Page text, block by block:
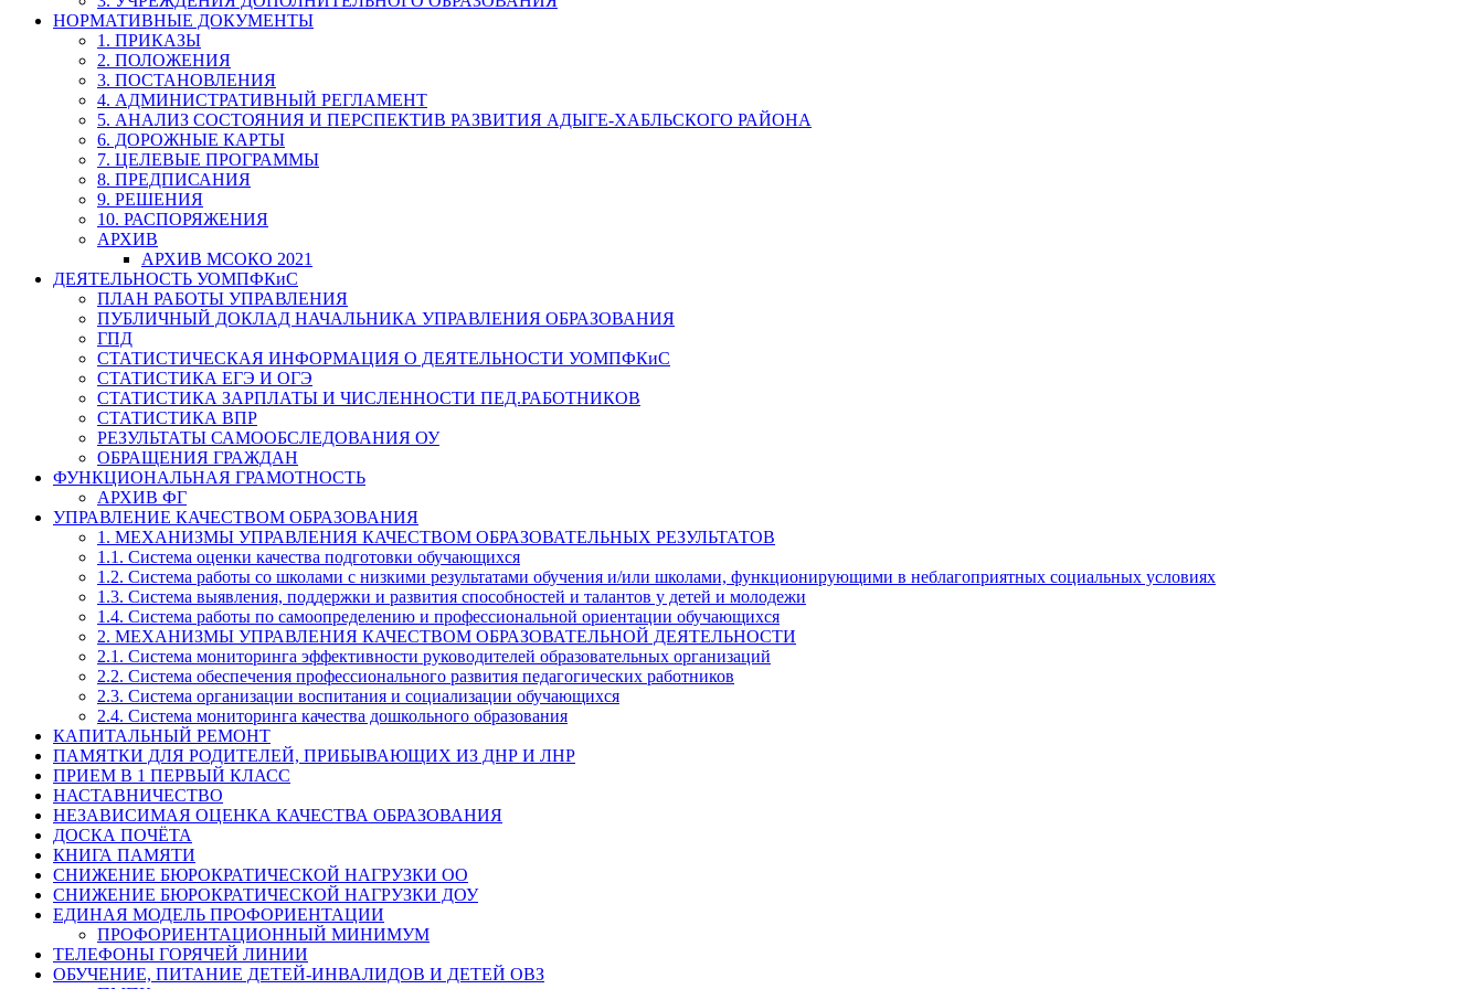
НОРМАТИВНЫЕ ДОКУМЕНТЫ
1. ПРИКАЗЫ
2. ПОЛОЖЕНИЯ
3. ПОСТАНОВЛЕНИЯ
4. АДМИНИСТРАТИВНЫЙ РЕГЛАМЕНТ
5. АНАЛИЗ СОСТОЯНИЯ И ПЕРСПЕКТИВ РАЗВИТИЯ АДЫГЕ-ХАБЛЬСКОГО РАЙОНА
6. ДОРОЖНЫЕ КАРТЫ
7. ЦЕЛЕВЫЕ ПРОГРАММЫ
8. ПРЕДПИСАНИЯ
9. РЕШЕНИЯ
10. РАСПОРЯЖЕНИЯ
АРХИВ
АРХИВ МСОКО 2021
ДЕЯТЕЛЬНОСТЬ УОМПФКиС
ПЛАН РАБОТЫ УПРАВЛЕНИЯ
ПУБЛИЧНЫЙ ДОКЛАД НАЧАЛЬНИКА УПРАВЛЕНИЯ ОБРАЗОВАНИЯ
ГПД
СТАТИСТИЧЕСКАЯ ИНФОРМАЦИЯ О ДЕЯТЕЛЬНОСТИ УОМПФКиС
СТАТИСТИКА ЕГЭ И ОГЭ
СТАТИСТИКА ЗАРПЛАТЫ И ЧИСЛЕННОСТИ ПЕД.РАБОТНИКОВ
СТАТИСТИКА ВПР
РЕЗУЛЬТАТЫ САМООБСЛЕДОВАНИЯ ОУ
ОБРАЩЕНИЯ ГРАЖДАН
ФУНКЦИОНАЛЬНАЯ ГРАМОТНОСТЬ
АРХИВ ФГ
УПРАВЛЕНИЕ КАЧЕСТВОМ ОБРАЗОВАНИЯ
1. МЕХАНИЗМЫ УПРАВЛЕНИЯ КАЧЕСТВОМ ОБРАЗОВАТЕЛЬНЫХ РЕЗУЛЬТАТОВ
1.1. Система оценки качества подготовки обучающихся
1.2. Система работы со школами с низкими результатами обучения и/или школами, функционирующими в неблагоприятных социальных условиях
1.3. Система выявления, поддержки и развития способностей и талантов у детей и молодежи
1.4. Система работы по самоопределению и профессиональной ориентации обучающихся
2. МЕХАНИЗМЫ УПРАВЛЕНИЯ КАЧЕСТВОМ ОБРАЗОВАТЕЛЬНОЙ ДЕЯТЕЛЬНОСТИ
2.1. Система мониторинга эффективности руководителей образовательных организаций
2.2. Система обеспечения профессионального развития педагогических работников
2.3. Система организации воспитания и социализации обучающихся
2.4. Система мониторинга качества дошкольного образования
КАПИТАЛЬНЫЙ РЕМОНТ
ПАМЯТКИ ДЛЯ РОДИТЕЛЕЙ, ПРИБЫВАЮЩИХ ИЗ ДНР И ЛНР
ПРИЕМ В 1 ПЕРВЫЙ КЛАСС
НАСТАВНИЧЕСТВО
НЕЗАВИСИМАЯ ОЦЕНКА КАЧЕСТВА ОБРАЗОВАНИЯ
ДОСКА ПОЧЁТА
КНИГА ПАМЯТИ
СНИЖЕНИЕ БЮРОКРАТИЧЕСКОЙ НАГРУЗКИ ОО
СНИЖЕНИЕ БЮРОКРАТИЧЕСКОЙ НАГРУЗКИ ДОУ
ЕДИНАЯ МОДЕЛЬ ПРОФОРИЕНТАЦИИ
ПРОФОРИЕНТАЦИОННЫЙ МИНИМУМ
ТЕЛЕФОНЫ ГОРЯЧЕЙ ЛИНИИ
ОБУЧЕНИЕ, ПИТАНИЕ ДЕТЕЙ-ИНВАЛИДОВ И ДЕТЕЙ ОВЗ